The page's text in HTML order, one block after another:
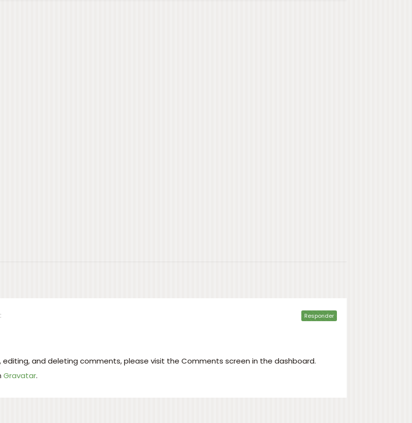
and deleting comments, please visit the Comments screen in the dashboard.
Gravatar.
Responder